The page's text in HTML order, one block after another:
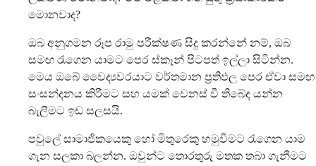
මොනවාද?
ඔබ අනුගමන රූප රාමු පරීක්ෂණ සිදු කරන්නේ නම්, ඔබ
සමඟ රැගෙන යාමට පෙර ස්කෑන් පිටපත් ඉල්ලා සිටින්න.
මෙය ඔබේ වෛද්‍යවරයාට වර්තමාන ප්‍රතිඵල පෙර ඒවා සමඟ
සංසන්දනය කිරීමට සහ යමක් වෙනස් වී තිබේද යන්න
බැලීමට ඉඩ සලසයි.
පවුලේ සාමාජිකයෙකු හෝ මිතුරෙකු හමුවීමට රැගෙන යාම
ගැන සලකා බලන්න. ඔවුන්ට තොරතුරු මතක තබා ගැනීමට